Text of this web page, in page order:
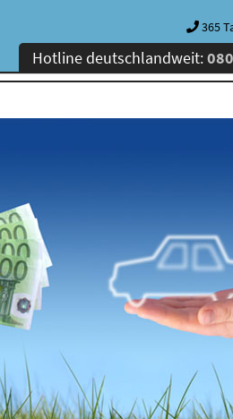
365
Hotline deutschlandweit: